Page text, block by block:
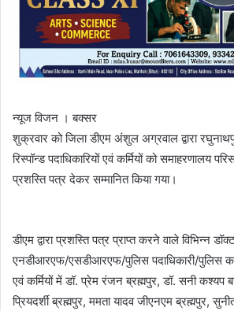
न्यूज विजन । बक्सर
शुक्रवार को जिला डीएम अंशुल अग्रवाल द्वारा
रिस्पॉन्ड पदाधिकारियों एवं कर्मियों को समाहरणालय
प्रशस्ति पत्र देकर सम्मानित किया गया।
डीएम द्वारा प्रशस्ति पत्र प्राप्त करने वाले विभिन्न
एनडीआरएफ/एसडीआरएफ/पुलिस पदाधिकारी/पुलिस
एवं कर्मियों में डॉ. प्रेम रंजन ब्रह्मपुर, डॉ. सनी कश्यप
प्रियदर्शी ब्रह्मपुर, ममता यादव जीएनएम ब्रह्मपुर,